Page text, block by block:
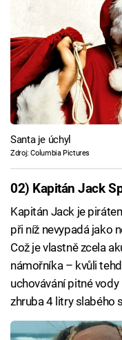
Santa je úchyl
Zdroj: Columbia Pictures
02) Kapitán Jack
Kapitán Jack je
při níž nevypadá jako
Což je vlastně zcela
námořníka – kvůli
uchovávání pitné
zhruba 4 litry slabého